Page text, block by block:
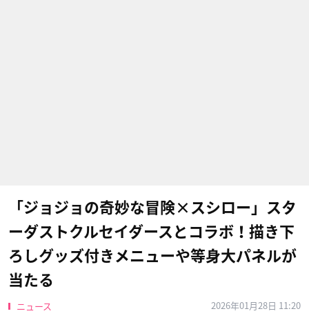
「ジョジョの奇妙な冒険×スシロー」スタ
ーダストクルセイダースとコラボ！描き下
ろしグッズ付きメニューや等身大パネルが
当たる
ニュース
2026年01月28日 11:20